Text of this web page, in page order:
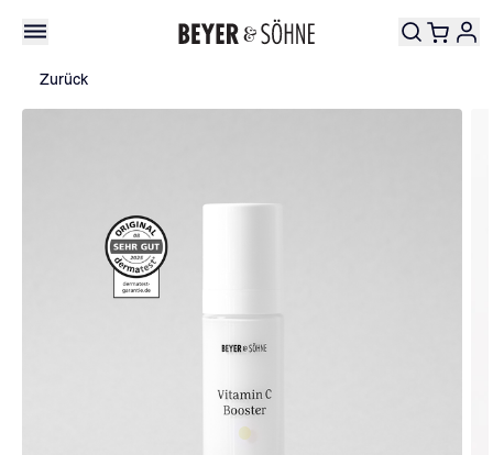
Zurück